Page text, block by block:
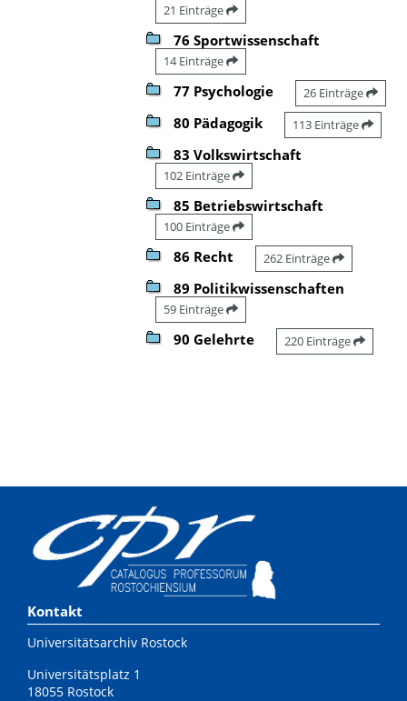
21 Einträge
76 Sportwissenschaft
14 Einträge
77 Psychologie 26 Einträge
80 Pädagogik 113 Einträge
83 Volkswirtschaft
102 Einträge
85 Betriebswirtschaft
100 Einträge
86 Recht 262 Einträge
89 Politikwissenschaften
59 Einträge
90 Gelehrte 220 Einträge
Kontakt
Universitätsarchiv Rostock
Universitätsplatz 1
18055 Rostock